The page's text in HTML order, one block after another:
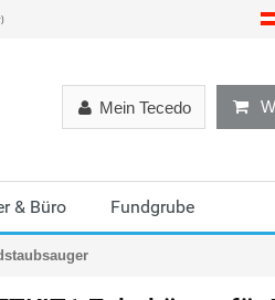
Mein Tecedo
& Büro Fundgrube